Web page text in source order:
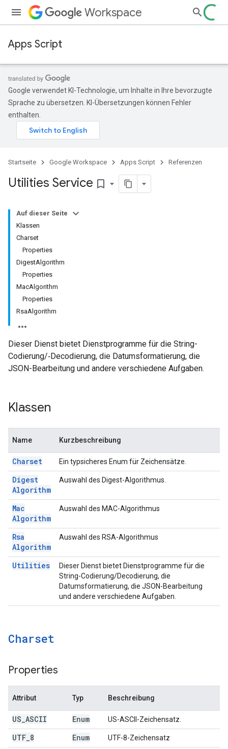
Workspace
Apps Script
Google verwendet KI-Technologie, um Inhalte in Ihre bevorzugte
Sprache zu übersetzen. KI-Übersetzungen können Fehler
enthalten.
Startseite Google Workspace Apps Script Referenzen
Utilities Service bookmark_border
Auf dieser Seite
Klassen
Charset
Properties
DigestAlgorithm
Properties
MacAlgorithm
Properties
RsaAlgorithm
Dieser Dienst bietet Dienstprogramme für die String-
Codierung/‑Decodierung, die Datumsformatierung, die
JSON-Bearbeitung und andere verschiedene Aufgaben.
Klassen
Name Kurzbeschreibung
Charset Ein typsicheres Enum für Zeichensätze.
Digest
Algorithm
Auswahl des Digest-Algorithmus.
Mac
Algorithm
Auswahl des MAC-Algorithmus
Rsa
Algorithm
Auswahl des RSA-Algorithmus
Utilities
Dieser Dienst bietet Dienstprogramme für die
String-Codierung/Decodierung, die
Datumsformatierung, die JSON-Bearbeitung
und andere verschiedene Aufgaben.
Charset
Properties
Attribut Typ Beschreibung
US ASCII Enum US-ASCII-Zeichensatz.
UTF 8 Enum UTF-8-Zeichensatz